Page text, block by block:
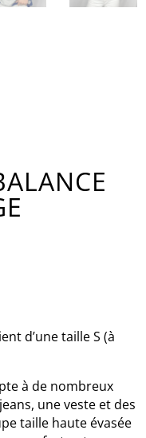
d’une taille S (à
à de nombreux
une veste et des
taille haute évasée